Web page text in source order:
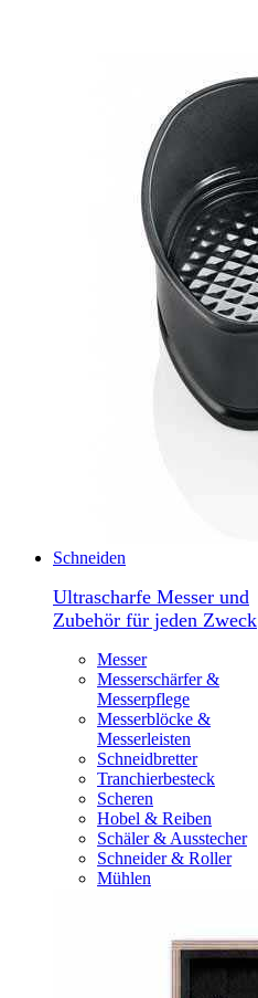
Schneiden
Ultrascharfe Messer und
Zubehör für jeden Zweck
Messer
Messerschärfer &
Messerpflege
Messerblöcke &
Messerleisten
Schneidbretter
Tranchierbesteck
Scheren
Hobel & Reiben
Schäler & Ausstecher
Schneider & Roller
Mühlen